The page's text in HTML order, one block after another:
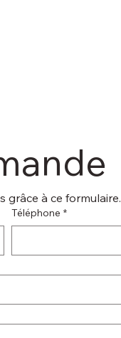
grâce à ce formulaire.
Téléphone *